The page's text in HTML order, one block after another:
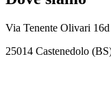
Via Tenente Olivari 16d
25014 Castenedolo